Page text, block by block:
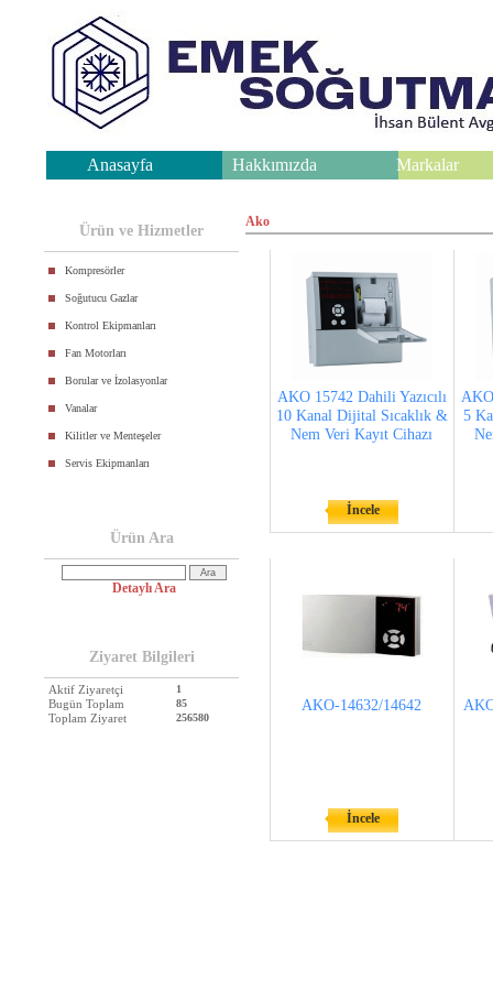
Anasayfa Hakkımızda Markalar
Ürün ve Hizmetler
Kompresörler
Soğutucu Gazlar
Kontrol Ekipmanları
Fan Motorları
Borular ve İzolasyonlar
Vanalar
Kilitler ve Menteşeler
Servis Ekipmanları
Ürün Ara
Detaylı Ara
Ziyaret Bilgileri
Aktif Ziyaretçi 1
Bugün Toplam 85
Toplam Ziyaret 256580
Ako
AKO 15742 Dahili Yazıcılı
10 Kanal Dijital Sıcaklık &
Nem Veri Kayıt Cihazı
İncele
AKO
5
AKO-14632/14642
İncele